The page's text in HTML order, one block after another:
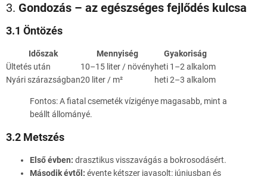
3. Gondozás – az egészséges fejlődés kulcsa
3.1 Öntözés
Időszak Mennyiség
Gyakoriság
Ültetés után
10–15 liter / növényheti 1–2 alkalom
Nyári szárazságban20 liter / m² heti 2–3 alkalom
Fontos: A fiatal csemeték vízigénye magasabb, mint a
beállt állományé.
3.2 Metszés
Első évben: drasztikus visszavágás a bokrosodásért.
Második évtől: évente kétszer javasolt: júniusban és